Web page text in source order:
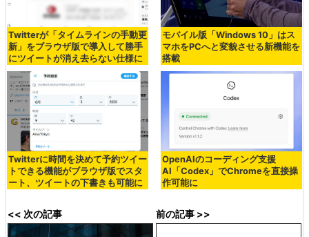
Twitterが「タイムラインの手動更
新」をブラウザ版で導入して勝手
にツイートが消え去らない仕様に
モバイル版「Windows 10」はス
マホをPCへと変貌させる新機能を
搭載
Twitterに時間を決めて予約ツイー
トできる機能がブラウザ版でスタ
ート、ツイートの下書きも可能に
OpenAIのコーディング支援
AI「Codex」でChromeを直接操
作可能に
<< 次の記事 前の記事 >>